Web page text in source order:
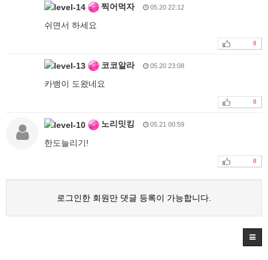
찍어먹자 05.20 22:12
쉬면서 하세요
0
코코알라 05.20 23:08
카뱅이 도왔네요
0
노리밋킹 05.21 00:59
한도늘리기!
0
로그인한 회원만 댓글 등록이 가능합니다.